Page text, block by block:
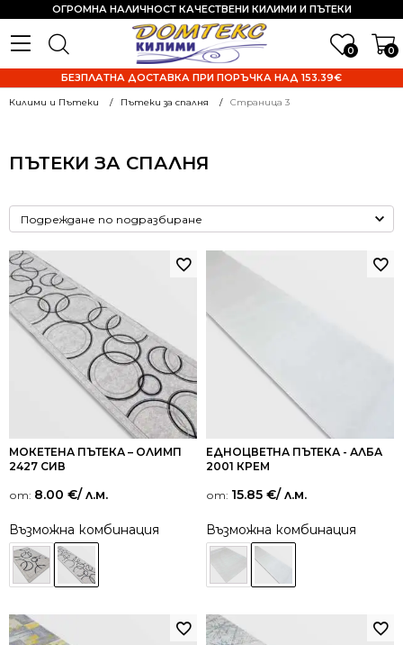
0 0
ОГРОМНА НАЛИЧНОСТ КАЧЕСТВЕНИ КИЛИМИ И ПЪТЕКИ
БЕЗПЛАТНА ДОСТАВКА ПРИ ПОРЪЧКА НАД 153.39€
Килими и Пътеки Пътеки за спалня Страница 3
ПЪТЕКИ ЗА СПАЛНЯ
МОКЕТЕНА ПЪТЕКА – ОЛИМП
2427 СИВ
от: 8.00 €/ л.м.
Възможна комбинация
ЕДНОЦВЕТНА ПЪТЕКА - АЛБА
2001 КРЕМ
от: 15.85 €/ л.м.
Възможна комбинация